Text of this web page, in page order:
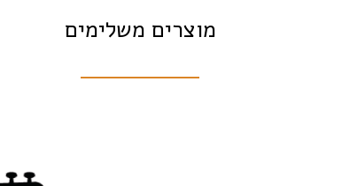
מוצרים משלימים